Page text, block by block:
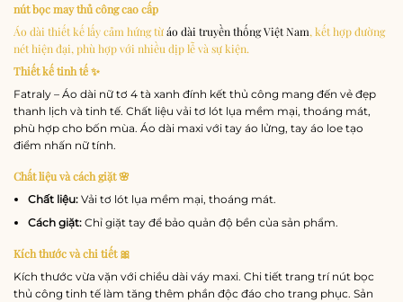
nút bọc may thủ công cao cấp
Áo dài thiết kế lấy cảm hứng từáo dài truyền thống Việt Nam, kết hợp đường
nét hiện đại, phù hợp với nhiều dịp lễ và sự kiện.
Thiết kế tinh tế ✨
Fatraly – Áo dài nữ tơ 4 tà xanh đính kết thủ công mang đến vẻ đẹp
thanh lịch và tinh tế. Chất liệu vải tơ lót lụa mềm mại, thoáng mát,
phù hợp cho bốn mùa. Áo dài maxi với tay áo lửng, tay áo loe tạo
điểm nhấn nữ tính.
Chất liệu và cách giặt 🌸
Chất liệu:Vải tơ lót lụa mềm mại, thoáng mát.
Cách giặt:Chỉ giặt tay để bảo quản độ bền của sản phẩm.
Kích thước và chi tiết 🎀
Kích thước vừa vặn với chiều dài váy maxi. Chi tiết trang trí nút bọc
thủ công tinh tế làm tăng thêm phần độc đáo cho trang phục. Sản